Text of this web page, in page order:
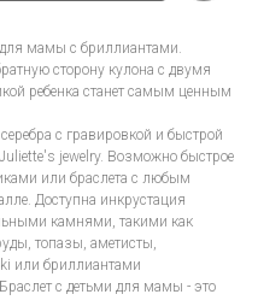
мамы с бриллиантами.
сторону кулона с двумя
ребенка станет самым ценным
с гравировкой и быстрой
jewelry. Возможно быстрое
или браслета с любым
Доступна инкрустация
камнями, такими как
топазы, аметисты,
или бриллиантами
с детьми для мамы - это